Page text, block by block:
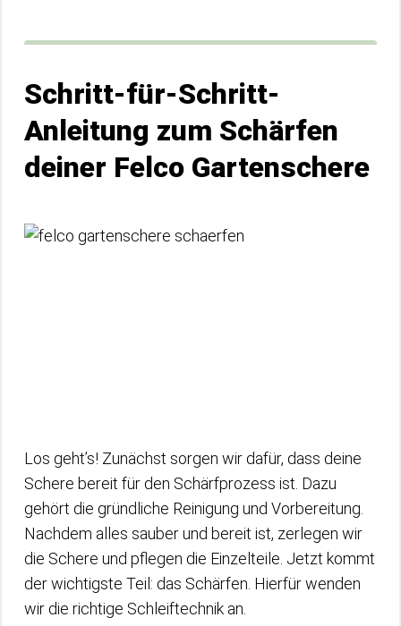
Schritt-für-Schritt-
Anleitung zum Schärfen
deiner Felco Gartenschere
Los geht’s! Zunächst sorgen wir dafür, dass deine
Schere bereit für den Schärfprozess ist. Dazu
gehört die gründliche Reinigung und Vorbereitung.
Nachdem alles sauber und bereit ist, zerlegen wir
die Schere und pflegen die Einzelteile. Jetzt kommt
der wichtigste Teil: das Schärfen. Hierfür wenden
wir die richtige Schleiftechnik an.